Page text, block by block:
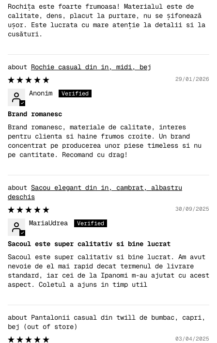
Rochița este foarte frumoasa! Materialul este de
calitate, dens, placut la purtare, nu se șifonează
ușor. Este lucrata cu mare atenție la detalii si la
cusături.
Rochie casual din in, midi, bej
29/01/2026
Anonim
Brand romanesc
Brand romanesc, materiale de calitate, interes
pentru clienta si haine frumos croite. Un brand
concentrat pe producerea unor piese timeless si nu
pe cantitate. Recomand cu drag!
Sacou elegant din in, cambrat, albastru
deschis
30/09/2025
MariaUdrea
Sacoul este super calitativ si bine lucrat
Sacoul este super calitativ si bine lucrat. Am avut
nevoie de el mai rapid decat termenul de livrare
standard, iar cei de la Ipanomi m-au ajutat cu acest
aspect. Coletul a ajuns in timp util
Pantalonii casual din twill de bumbac, capri,
bej
03/04/2025